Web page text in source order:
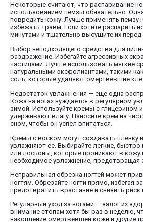
Некоторые считают, что распаривание
использованием пемзы обязательно.
повредить кожу. Лучше применять пемзу
избежать травм. Если хотите распарить
минутами и тщательно высушите их
Выбор неподходящего средства для
раздражение. Избегайте агрессивных
частицами. Лучше использовать мягкие
натуральными эксфолиантами, такими
соль, которые удаляют омертвевшие
Недостаток увлажнения — еще одна
Кожа на ногах нуждается в регулярном
зимой. Используйте кремы с глицерином
удерживают влагу. Наносите крем на
сном, чтобы он успел впитаться.
Кремы с воском могут создавать пленку
увлажняют ее. Выбирайте легкие,
или лосьоны, которые проникают в кожу
необходимое увлажнение, предотвращая
Неправильная обрезка ногтей может
ногтям. Обрезайте ногти прямо, избегая
предотвратить врастание и снизить риск
Регулярный уход за ногами — залог их
внимание стопам хотя бы раз в неделю,
накопление омертвевшей кожи и другие